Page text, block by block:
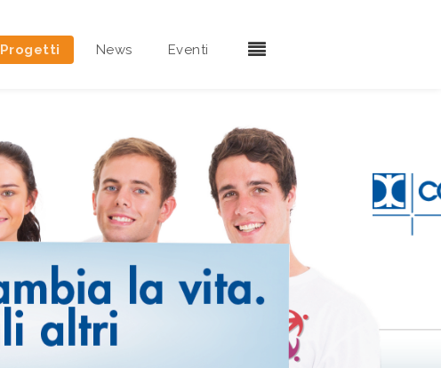
Progetti News Eventi